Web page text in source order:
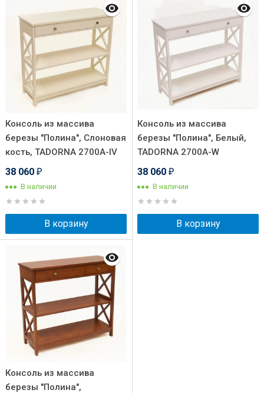
Консоль из массива
березы "Полина", Слоновая
кость, TADORNA 2700A-IV
38 060 ₽
В наличии
В корзину
Консоль из массива
березы "Полина", Белый,
TADORNA 2700A-W
38 060 ₽
В наличии
В корзину
Консоль из массива
березы "Полина",